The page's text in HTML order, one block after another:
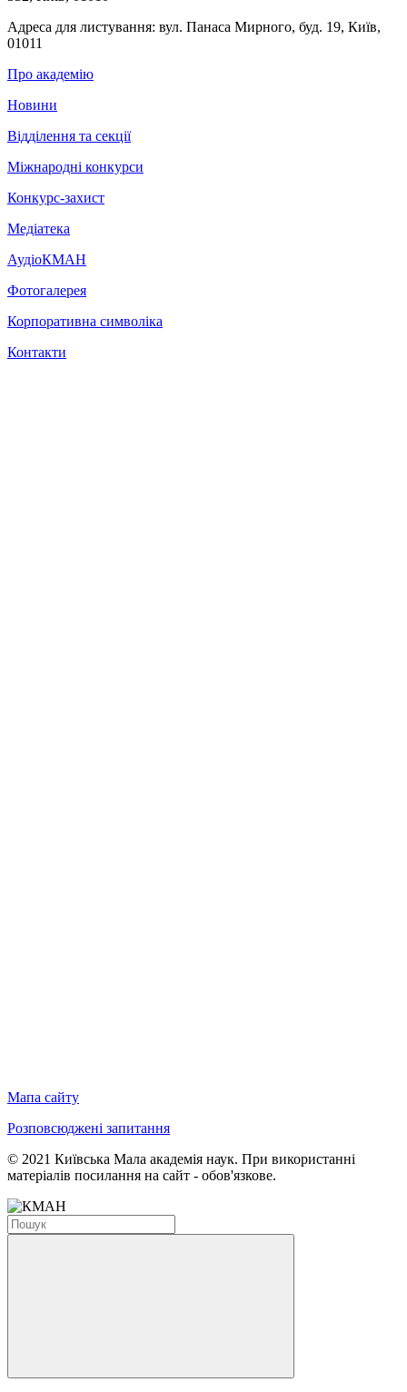
Адреса для листування: вул. Панаса Мирного, буд. 19, Київ,
01011
Про академію
Новини
Відділення та секції
Міжнародні конкурси
Конкурс-захист
Медіатека
АудіоКМАН
Фотогалерея
Корпоративна символіка
Контакти
Мапа сайту
Розповсюджені запитання
© 2021 Київська Мала академія наук. При використанні
матеріалів посилання на сайт - обов'язкове.